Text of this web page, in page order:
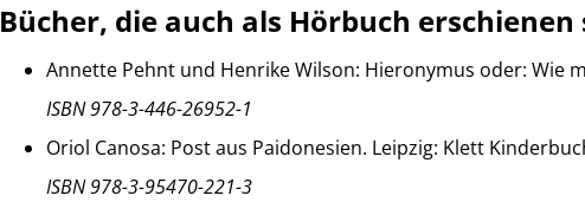
Bücher, die auch als Hörbuch erschienen
Annette Pehnt und Henrike Wilson: Hieronymus oder: Wie
ISBN 978-3-446-26952-1
Oriol Canosa: Post aus Paidonesien. Leipzig: Klett
ISBN 978-3-95470-221-3